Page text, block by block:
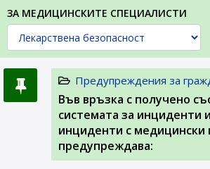
ЗА МЕДИЦИНСКИТЕ СПЕЦИАЛИСТИ
Предупреждения за
Във връзка с получено
системата за инциденти
инциденти с
предупреждава: